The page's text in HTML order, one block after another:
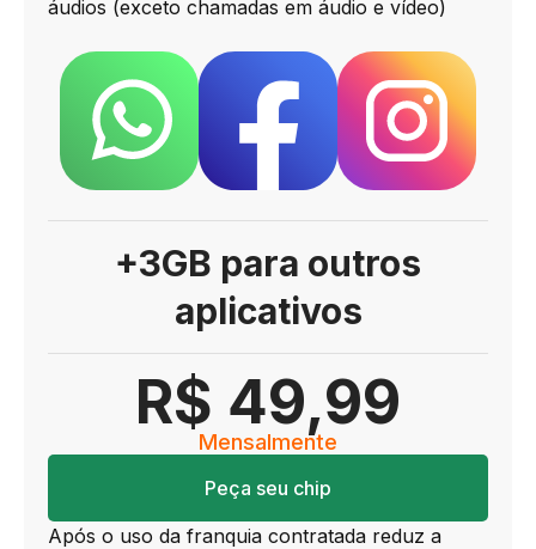
áudios (exceto chamadas em áudio e vídeo)
+3GB para outros
aplicativos
R$ 49,99
Mensalmente
Peça seu chip
Após o uso da franquia contratada reduz a